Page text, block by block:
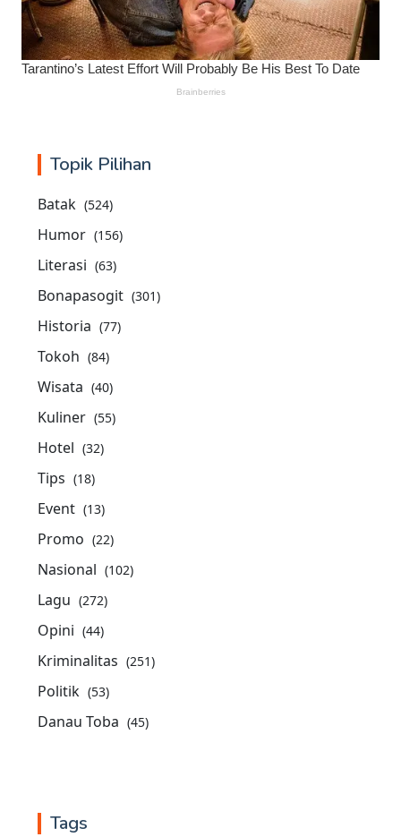
Topik Pilihan
Batak (524)
Humor (156)
Literasi (63)
Bonapasogit (301)
Historia (77)
Tokoh (84)
Wisata (40)
Kuliner (55)
Hotel (32)
Tips (18)
Event (13)
Promo (22)
Nasional (102)
Lagu (272)
Opini (44)
Kriminalitas (251)
Politik (53)
Danau Toba (45)
Tags